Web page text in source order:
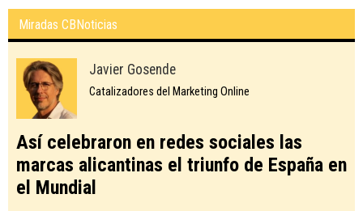
Miradas CBNoticias
Javier Gosende
Catalizadores del Marketing Online
Así celebraron en redes sociales las
marcas alicantinas el triunfo de España en
el Mundial